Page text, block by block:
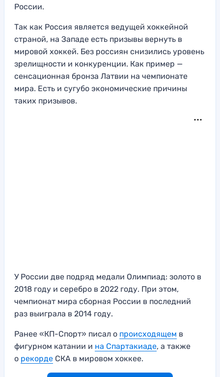
России.
Так как Россия является ведущей хоккейной
страной, на Западе есть призывы вернуть в
мировой хоккей. Без россиян снизились уровень
зрелищности и конкуренции. Как пример —
сенсационная бронза Латвии на чемпионате
мира. Есть и сугубо экономические причины
таких призывов.
У России две подряд медали Олимпиад: золото в
2018 году и серебро в 2022 году. При этом,
чемпионат мира сборная России в последний
раз выиграла в 2014 году.
Ранее «КП-Спорт» писал о происходящем в
фигурном катании и на Спартакиаде, а также
о рекорде СКА в мировом хоккее.